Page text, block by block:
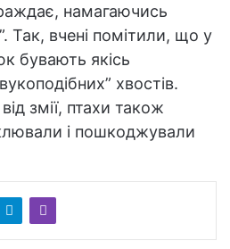
намагаючись
Так, вчені помітили, що у
бувають якісь
хвостів.
змії, птахи також
і пошкоджували